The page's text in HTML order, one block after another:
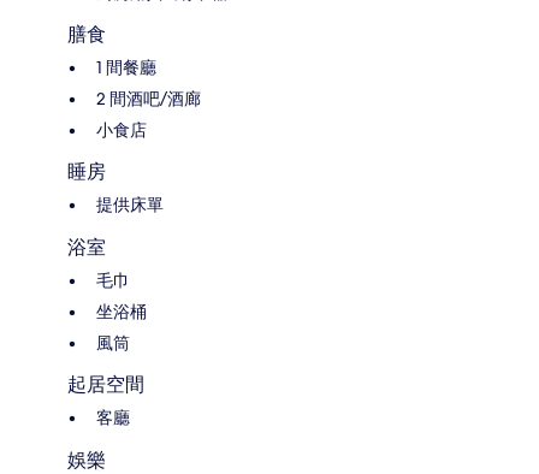
膳食
1 間餐廳
2 間酒吧/酒廊
小食店
睡房
提供床單
浴室
毛巾
坐浴桶
風筒
起居空間
客廳
娛樂